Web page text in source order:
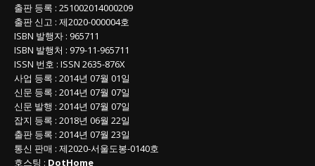
출판 등록 : 251002014000209
출판 신고 : 제2020-000004호
ISBN 발행자 : 965711
ISBN 발행처 : 979-11-965711
ISSN 번호 : ISSN 2635-876X
사업 등록 : 2014년 07월 01일
신문 등록 : 2014년 07월 07일
신문 발행 : 2014년 07월 07일
잡지 등록 : 2018년 06월 22일
출판 등록 : 2014년 07월 23일
통신 판매 : 제2020-서울도봉-0140호
호스팅 : DotHome